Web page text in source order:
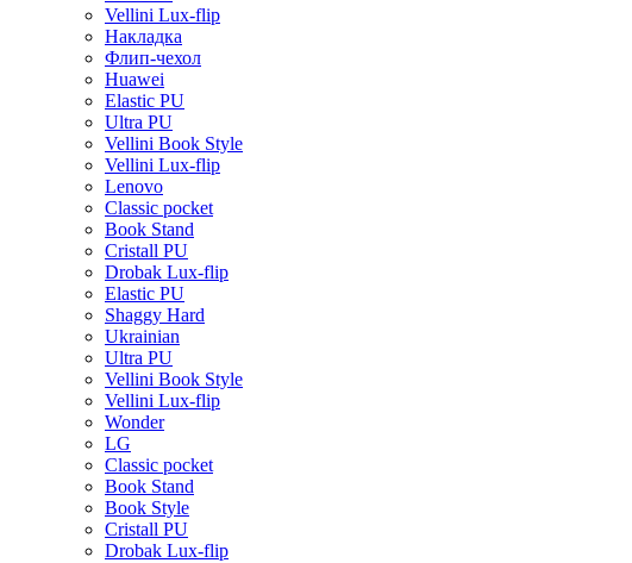
Vellini Lux-flip
Накладка
Флип-чехол
Huawei
Elastic PU
Ultra PU
Vellini Book Style
Vellini Lux-flip
Lenovo
Classic pocket
Book Stand
Cristall PU
Drobak Lux-flip
Elastic PU
Shaggy Hard
Ukrainian
Ultra PU
Vellini Book Style
Vellini Lux-flip
Wonder
LG
Classic pocket
Book Stand
Book Style
Cristall PU
Drobak Lux-flip